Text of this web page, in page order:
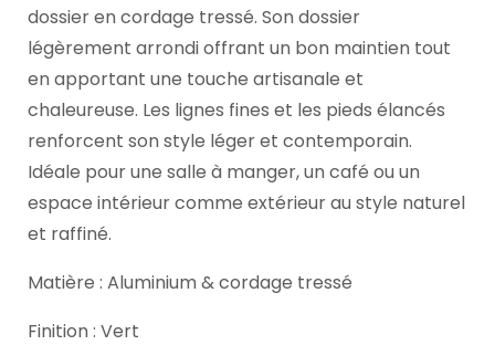
dossier en cordage tressé. Son dossier
légèrement arrondi offrant un bon maintien tout
en apportant une touche artisanale et
chaleureuse. Les lignes fines et les pieds élancés
renforcent son style léger et contemporain.
Idéale pour une salle à manger, un café ou un
espace intérieur comme extérieur au style naturel
et raffiné.
Matière : Aluminium & cordage tressé
Finition : Vert